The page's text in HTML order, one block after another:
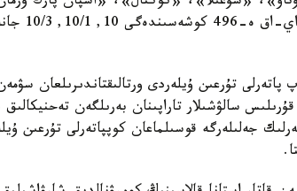
تۇرعىن ۇيلەردى ورتالىقتاندىرىلعان
سالۋشىلار تاراپىنان بەرىلگەن
جەلىلەرگە قوسىلماعان كوپپاتەرلى تۇرعىن